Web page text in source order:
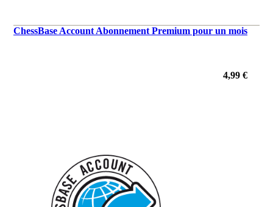
ChessBase Account Abonnement Premium pour un mois
4,99 €